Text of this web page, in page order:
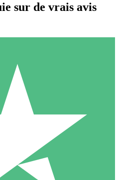
Individuels
de téléchargement. Sans
10 00
sur de vrais avis